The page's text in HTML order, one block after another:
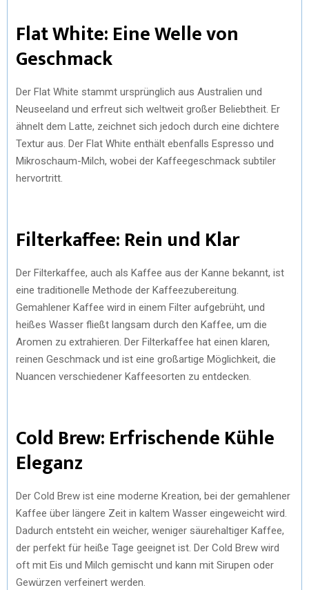
Flat White: Eine Welle von
Geschmack
Der Flat White stammt ursprünglich aus Australien und
Neuseeland und erfreut sich weltweit großer Beliebtheit. Er
ähnelt dem Latte, zeichnet sich jedoch durch eine dichtere
Textur aus. Der Flat White enthält ebenfalls Espresso und
Mikroschaum-Milch, wobei der Kaffeegeschmack subtiler
hervortritt.
Filterkaffee: Rein und Klar
Der Filterkaffee, auch als Kaffee aus der Kanne bekannt, ist
eine traditionelle Methode der Kaffeezubereitung.
Gemahlener Kaffee wird in einem Filter aufgebrüht, und
heißes Wasser fließt langsam durch den Kaffee, um die
Aromen zu extrahieren. Der Filterkaffee hat einen klaren,
reinen Geschmack und ist eine großartige Möglichkeit, die
Nuancen verschiedener Kaffeesorten zu entdecken.
Cold Brew: Erfrischende Kühle
Eleganz
Der Cold Brew ist eine moderne Kreation, bei der gemahlener
Kaffee über längere Zeit in kaltem Wasser eingeweicht wird.
Dadurch entsteht ein weicher, weniger säurehaltiger Kaffee,
der perfekt für heiße Tage geeignet ist. Der Cold Brew wird
oft mit Eis und Milch gemischt und kann mit Sirupen oder
Gewürzen verfeinert werden.